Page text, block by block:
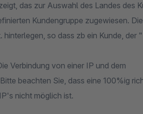
das zur Auswahl des Landes des
Kundengruppe zugewiesen.
so dass zb ein Kunde, der
Verbindung von einer IP und dem
beachten Sie, dass eine 100%ig
nicht möglich ist.